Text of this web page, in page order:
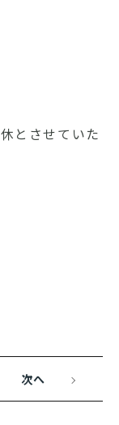
とさせていた
次へ